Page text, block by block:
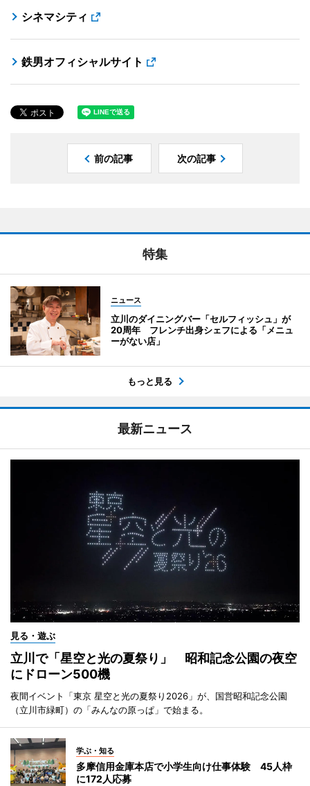
シネマシティ
鉄男オフィシャルサイト
前の記事 次の記事
特集
ニュース
立川のダイニングバー「セルフィッシュ」が
20周年 フレンチ出身シェフによる「メニュ
ーがない店」
もっと見る
最新ニュース
見る・遊ぶ
立川で「星空と光の夏祭り」 昭和記念公園の夜空
にドローン500機
夜間イベント「東京 星空と光の夏祭り2026」が、国営昭和記念公園
（立川市緑町）の「みんなの原っぱ」で始まる。
学ぶ・知る
多摩信用金庫本店で小学生向け仕事体験 45人枠
に172人応募